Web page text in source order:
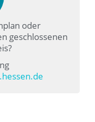
oder
geschlossenen